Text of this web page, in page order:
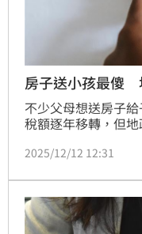
房子送小孩最傻
不少父母想送房子
稅額逐年移轉，但
高額房地合一稅負，
2025/12/12 12:31